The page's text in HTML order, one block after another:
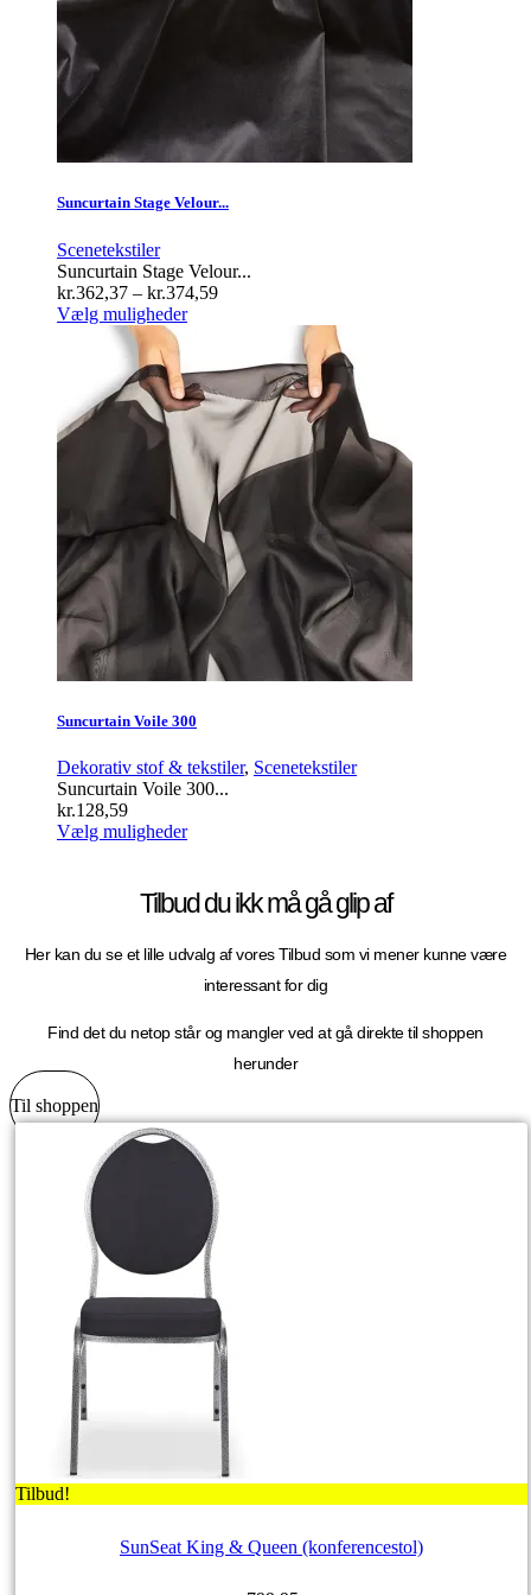
Suncurtain Stage Velour...
Scenetekstiler
Suncurtain Stage Velour...
kr.362,37 – kr.374,59Prisinterval:
Vælg mulighederDette
flere
varianter.
Mulighederne
kan
vælges
varesiden
Suncurtain Voile 300
Dekorativ stof & tekstiler, Scenetekstiler
Suncurtain Voile 300...
kr.128,59
Vælg mulighederDette
flere
varianter.
kan
vælges
varesiden
Tilbud du ikk må gå glip af
Her kan du se et lille udvalg af vores Tilbud som vi mener kunne være
interessant for dig
Find det du netop står og mangler ved at gå direkte til shoppen
herunder
Til shoppen
Tilbud!
SunSeat King & Queen (konferencestol)